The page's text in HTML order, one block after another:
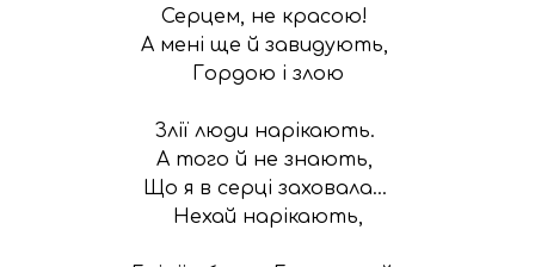
Серцем, не красою!
А мені ще й завидують,
Гордою і злою
Злії люди нарікають.
А того й не знають,
Що я в серці заховала...
Нехай нарікають,